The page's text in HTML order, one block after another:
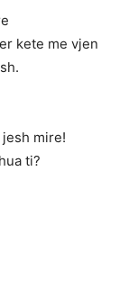
kete me vjen
mire!
ti?